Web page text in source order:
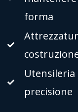
forma
precisione